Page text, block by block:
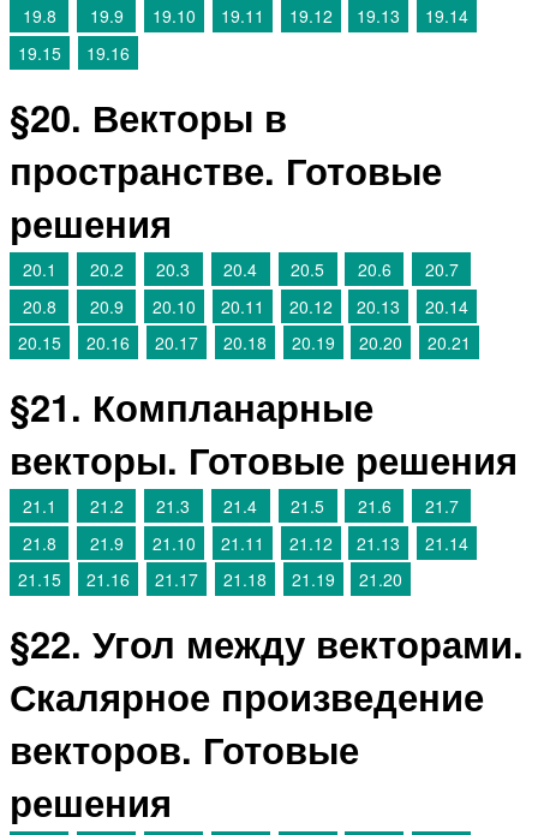
19.8 19.9 19.10 19.11 19.12 19.13
19.14
19.15
19.16
§20. Векторы в
пространстве. Готовые
решения
20.1 20.2 20.3 20.4 20.5 20.6
20.7
20.8
20.9 20.10 20.11 20.12 20.13
20.14
20.15
20.16 20.17 20.18 20.19 20.20 20.21
§21. Компланарные
векторы. Готовые решения
21.1 21.2 21.3 21.4 21.5 21.6
21.7
21.8
21.9 21.10 21.11 21.12 21.13
21.14
21.15
21.16 21.17 21.18 21.19 21.20
§22. Угол между векторами.
Скалярное произведение
векторов. Готовые
решения